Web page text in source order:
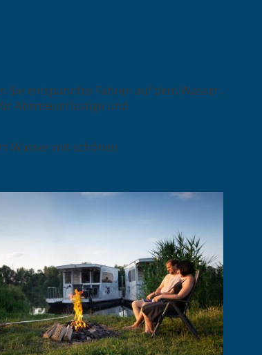
Sie entspanntes Fahren auf dem Wasser.
Abenteuerlustige und
Wasser mit schönen